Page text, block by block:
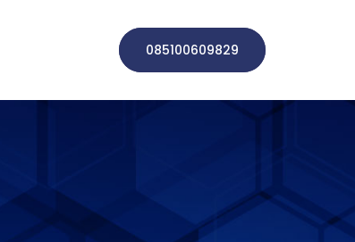
085100609829